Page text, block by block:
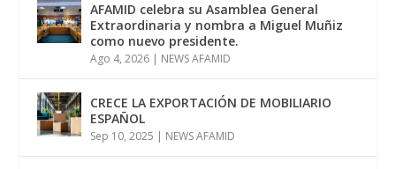
AFAMID celebra su Asamblea General
Extraordinaria y nombra a Miguel Muñiz
como nuevo presidente.
Ago 4, 2026 | NEWS AFAMID
CRECE LA EXPORTACIÓN DE MOBILIARIO
ESPAÑOL
Sep 10, 2025 | NEWS AFAMID